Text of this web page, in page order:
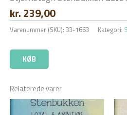
kr. 239,00
Varenummer (SKU): 33-1663 Kategori:
KØB
Relaterede varer